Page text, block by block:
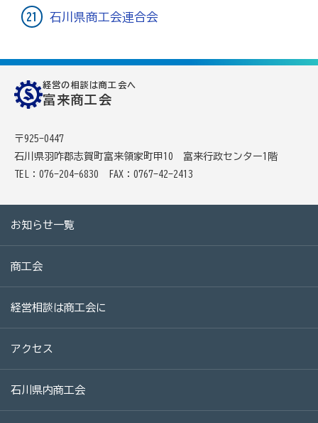
石川県商工会連合会
経営の相談は商工会へ
富来商工会
〒925-0447
石川県羽咋郡志賀町富来領家町甲10 富来行政センター1階
TEL：076-204-6830
FAX：0767-42-2413
お知らせ一覧
商工会
経営相談は商工会に
アクセス
石川県内商工会
行きます・聞きます・提案します そして伴走します～
商工会の支援事例～
目的
青年部について 女性部について
セミナー・講習会情報
いしかわ商工会のインボイス広報
採用情報